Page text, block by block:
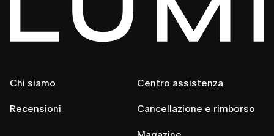
Chi siamo
Recensioni
Centro assistenza
Cancellazione e rimborso